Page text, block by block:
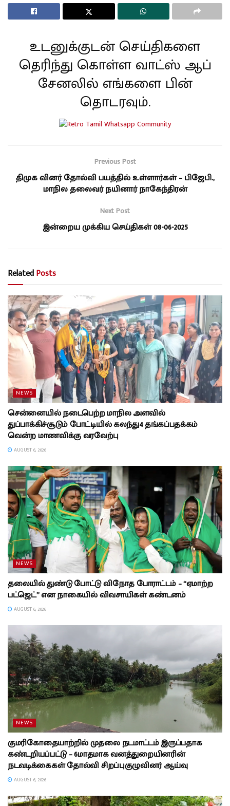
உடனுக்குடன் செய்திகளை
தெரிந்து கொள்ள வாட்ஸ் ஆப்
சேனலில் எங்களை பின்
தொடரவும்.
Previous Post
திமுக வினர் தோல்வி பயத்தில் உள்ளார்கள் – பிஜேபி.,
மாநில தலைவர் நயினார் நாகேந்திரன்
Next Post
இன்றைய முக்கிய செய்திகள் 08-06-2025
RelatedPosts
NEWS
சென்னையில் நடைபெற்ற மாநில அளவில்
துப்பாக்கிச்சூடும் போட்டியில் கலந்து4 தங்கப்பதக்கம்
வென்ற மாணவிக்கு வரவேற்பு
AUGUST 6, 2026
NEWS
தலையில் துண்டு போட்டு விநோத போராட்டம் – “ஏமாற்ற
பட்ஜெட்” என நாகையில் விவசாயிகள் கண்டனம்
AUGUST 6, 2026
NEWS
குமரிகோதையாற்றில் முதலை நடமாட்டம் இருப்பதாக
கண்டறியப்பட்டு – 6மாதமாக வனத்துறையினரின்
நடவடிக்கைகள் தோல்வி சிறப்புகுழுவினர் ஆய்வு
AUGUST 6, 2026